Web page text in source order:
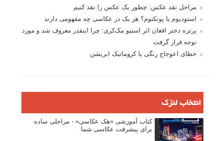
مراحل نقد عکس: چطور یک عکس را نقد کنیم
استودیوم یا پونکتوم؟ هر یک در عکاسی چه مفهومی دارند
پرتره دختر افغان اثر استیو مک‌کری: چرا اینقدر معروف شد و مورد
توجه قرار گرفت
خطای اعوجاج رنگی یا کروماتیک ابریشن
انتخاب لنزک
کتاب آموزشی «هک عکاسی» - مراحلی ساده
برای پیشرفت عکاسی شما